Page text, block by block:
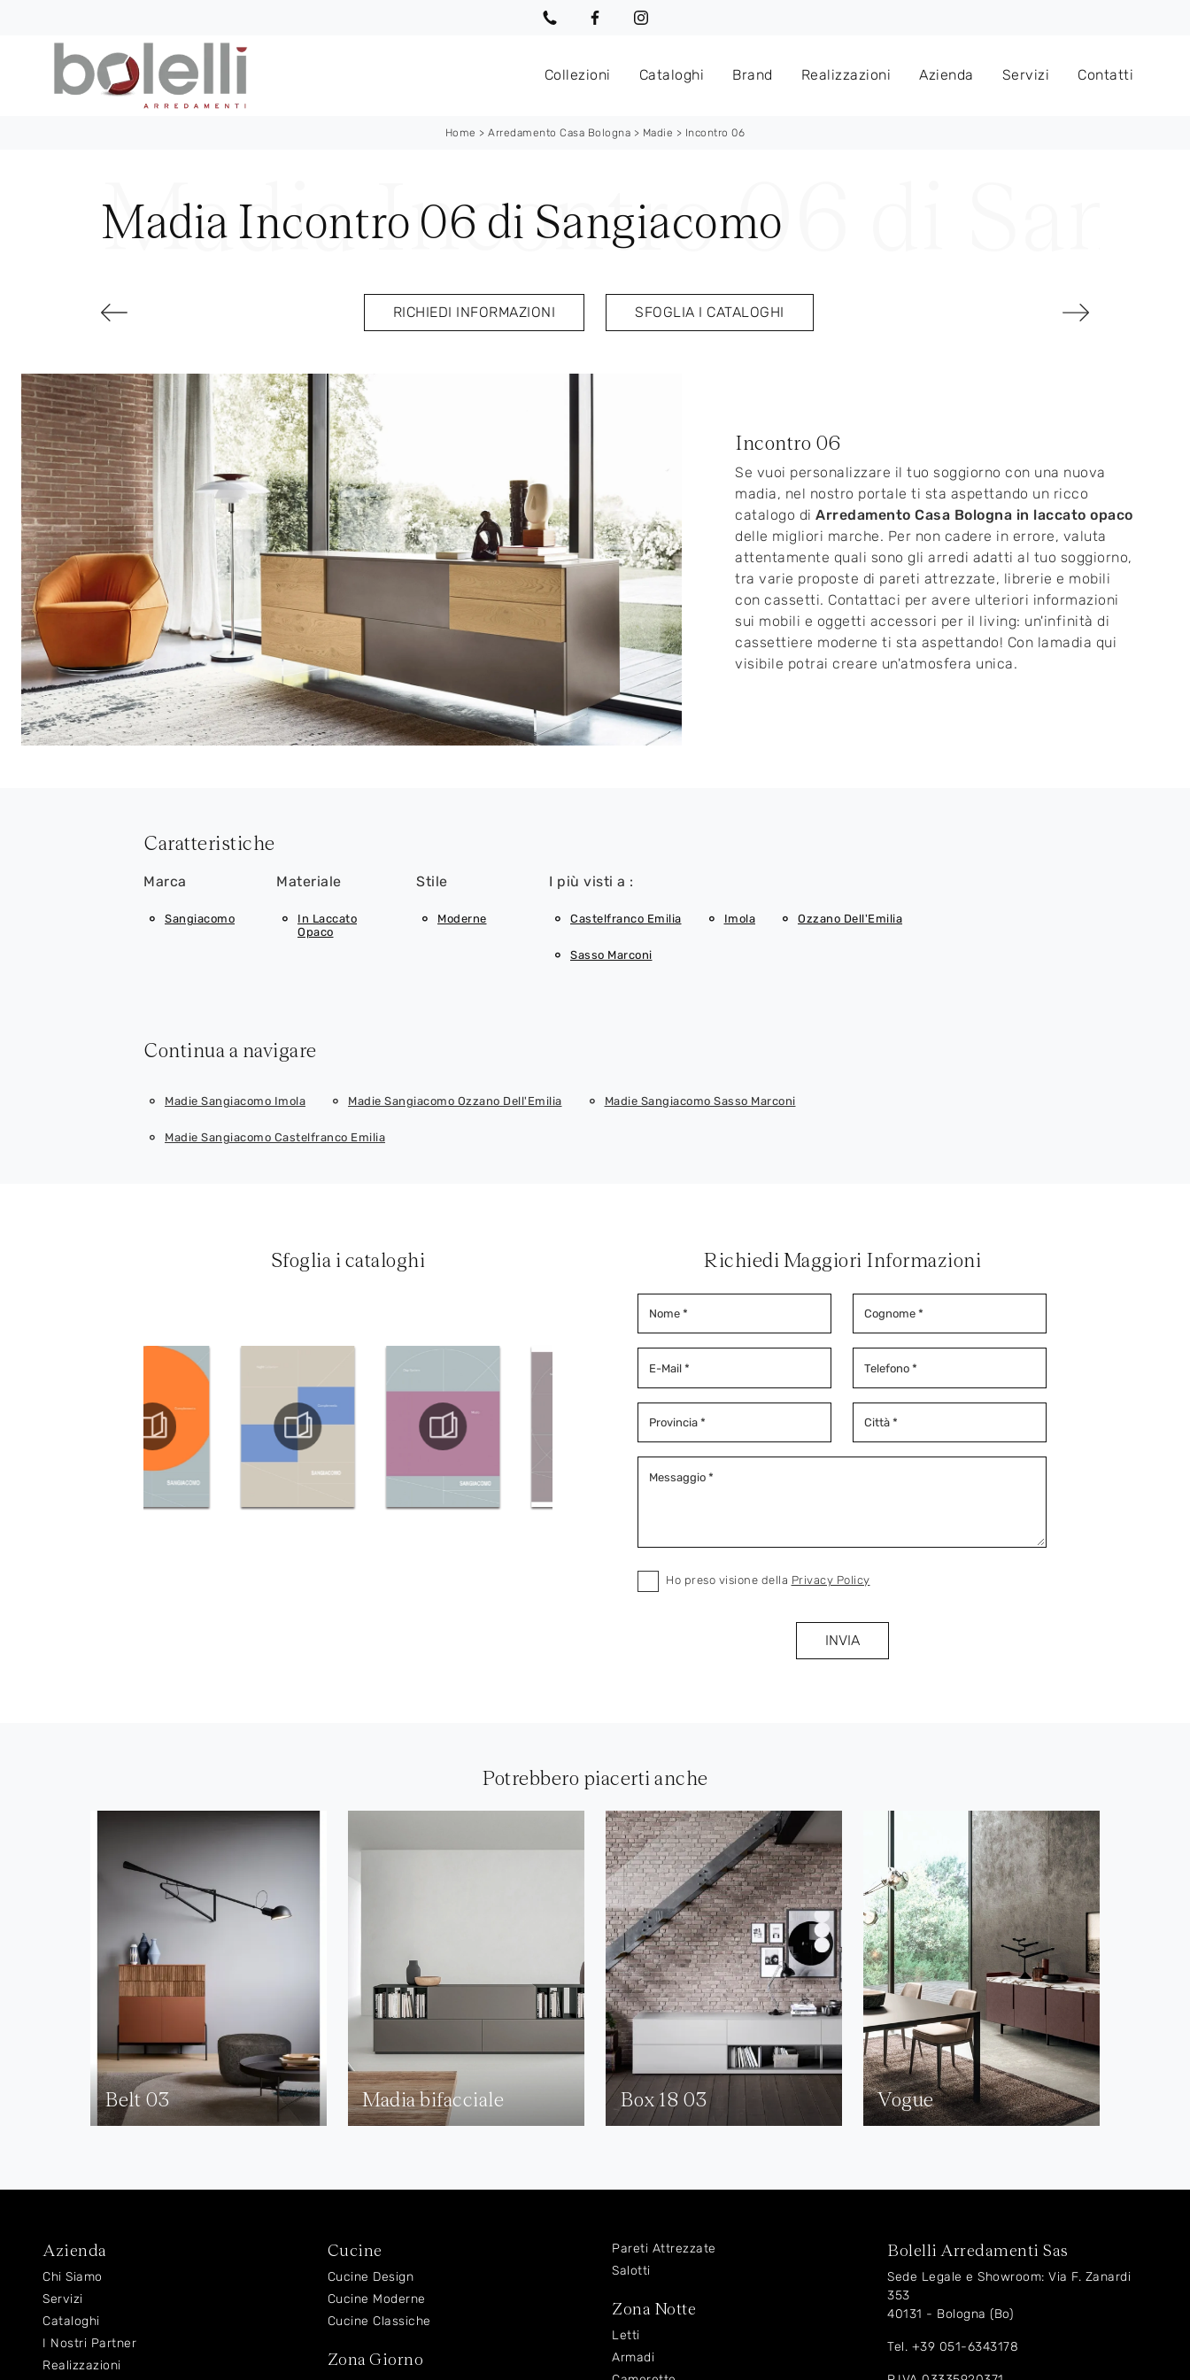
Collezioni Cataloghi Brand Realizzazioni Azienda Servizi Contatti
Home >Arredamento Casa Bologna > Madie > Incontro 06
Madia Incontro 06 di Sangiacomo
RICHIEDI INFORMAZIONI SFOGLIA I CATALOGHI
Incontro 06
Se vuoi personalizzare il tuo soggiorno con una nuova
madia, nel nostro portale ti sta aspettando un ricco
catalogo di Arredamento Casa Bologna in laccato opaco
delle migliori marche. Per non cadere in errore, valuta
attentamente quali sono gli arredi adatti al tuo soggiorno,
tra varie proposte di pareti attrezzate, librerie e mobili
con cassetti. Contattaci per avere ulteriori informazioni
sui mobili e oggetti accessori per il living: un'infinità di
cassettiere moderne ti sta aspettando! Con lamadia qui
visibile potrai creare un'atmosfera unica.
Caratteristiche
Marca
Sangiacomo
Materiale
In Laccato
Opaco
Stile
Moderne
I più visti a :
Castelfranco Emilia Imola Ozzano Dell'Emilia
Sasso Marconi
Continua a navigare
Madie Sangiacomo Imola Madie Sangiacomo Ozzano Dell'Emilia Madie Sangiacomo Sasso Marconi
Madie Sangiacomo Castelfranco Emilia
Sfoglia i cataloghi Richiedi Maggiori Informazioni
Ho preso visione della Privacy Policy
INVIA
Potrebbero piacerti anche
Belt 03 Madia bifacciale Box 18 03 Vogue
Azienda
Chi Siamo
Servizi
Cataloghi
I Nostri Partner
Realizzazioni
Cucine
Cucine Design
Cucine Moderne
Cucine Classiche
Zona Giorno
Pareti Attrezzate
Salotti
Zona Notte
Letti
Armadi
Bolelli Arredamenti Sas
Sede Legale e Showroom: Via F. Zanardi
353
40131 - Bologna (Bo)
Tel. +39 051-6343178